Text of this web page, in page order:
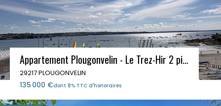
Appartement Plougonvelin - Le Trez-Hir 2 pièces 34.56m²
29217 PLOUGONVELIN
135 000 €dont 8% TTC d'honoraires